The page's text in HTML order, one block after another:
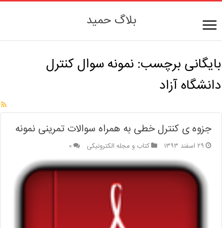
بلاگ حمید
بایگانی برچسب:نمونه سوال کنترل
دانشگاه آزاد
جزوه ی کنترل خطی به همراه سوالات تمرینی نمونه
۲۹ اسفند ۱۳۹۳ کتاب و مجله الکترونیکی ۰